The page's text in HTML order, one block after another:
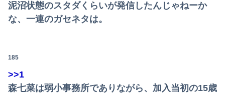
泥沼状態のスタダくらいが発信したんじゃねーか
な、一連のガセネタは。
185
>>1
森七菜は弱小事務所でありながら、加入当初の15歳